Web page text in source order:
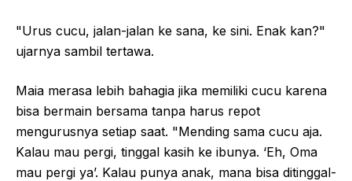
"Urus cucu, jalan-jalan ke sana, ke sini. Enak kan?"
ujarnya sambil tertawa.
Maia merasa lebih bahagia jika memiliki cucu karena
bisa bermain bersama tanpa harus repot
mengurusnya setiap saat. "Mending sama cucu aja.
Kalau mau pergi, tinggal kasih ke ibunya. ‘Eh, Oma
mau pergi ya’. Kalau punya anak, mana bisa ditinggal-